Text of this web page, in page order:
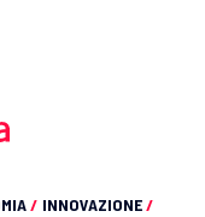
/ INNOVAZIONE/